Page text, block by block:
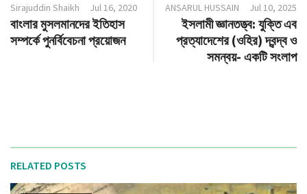
Sirajuddin Shaikh Jul 16, 2020
বাংলার মুসলমানদের ইতিহাস
সম্পর্কে পুনর্বিবেচনা প্রয়োজন
ANSARUL HUSSAIN Jul 10, 2025
ইসলামী জ্ঞানতত্ত্ব: যুক্তি এব
প্রত্যাদেশের (ওহির) দ্বন্দ্ব ও
সমন্বয়- একটি সংলাপ
RELATED POSTS